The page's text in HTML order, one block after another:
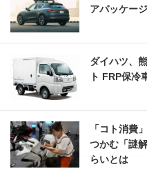
アパッケー
ダイハツ、
ト FRP保冷
「コト消費
つかむ「謎
らいとは